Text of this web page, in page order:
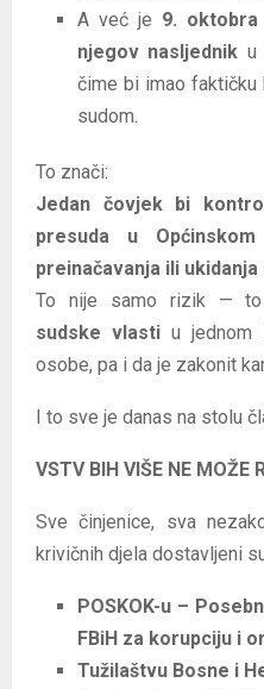
A već je 9.
njegov nasljednik u
čime bi imao faktičku
sudom.
To znači:
Jedan čovjek bi
presuda u
preinačavanja ili
To nije samo rizik —
sudske vlasti u jednom
osobe, pa i da je zakonit
I to sve je danas na stolu
VSTV BIH VIŠE NE MOŽE
Sve činjenice, sva
krivičnih djela dostavljeni
POSKOK-u –
FBiH za korupciju i
Tužilaštvu Bosne i